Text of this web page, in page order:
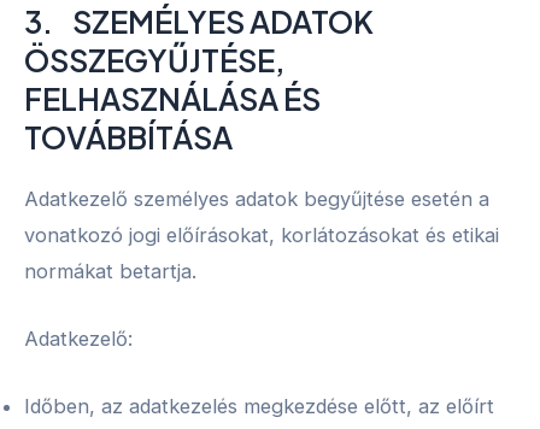
3. SZEMÉLYES ADATOK
ÖSSZEGYŰJTÉSE,
FELHASZNÁLÁSA ÉS
TOVÁBBÍTÁSA
Adatkezelő személyes adatok begyűjtése esetén a
vonatkozó jogi előírásokat, korlátozásokat és etikai
normákat betartja.
Adatkezelő:
Időben, az adatkezelés megkezdése előtt, az előírt